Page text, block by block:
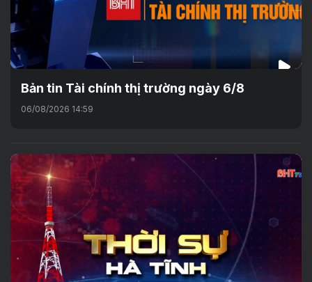
Bản tin Tài chính thị trường ngày 6/8
06/08/2026 14:59